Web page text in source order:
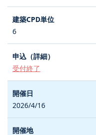
6
受付終了
2026/4/16